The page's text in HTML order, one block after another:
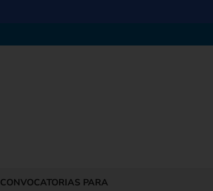
CONVOCATORIAS PARA